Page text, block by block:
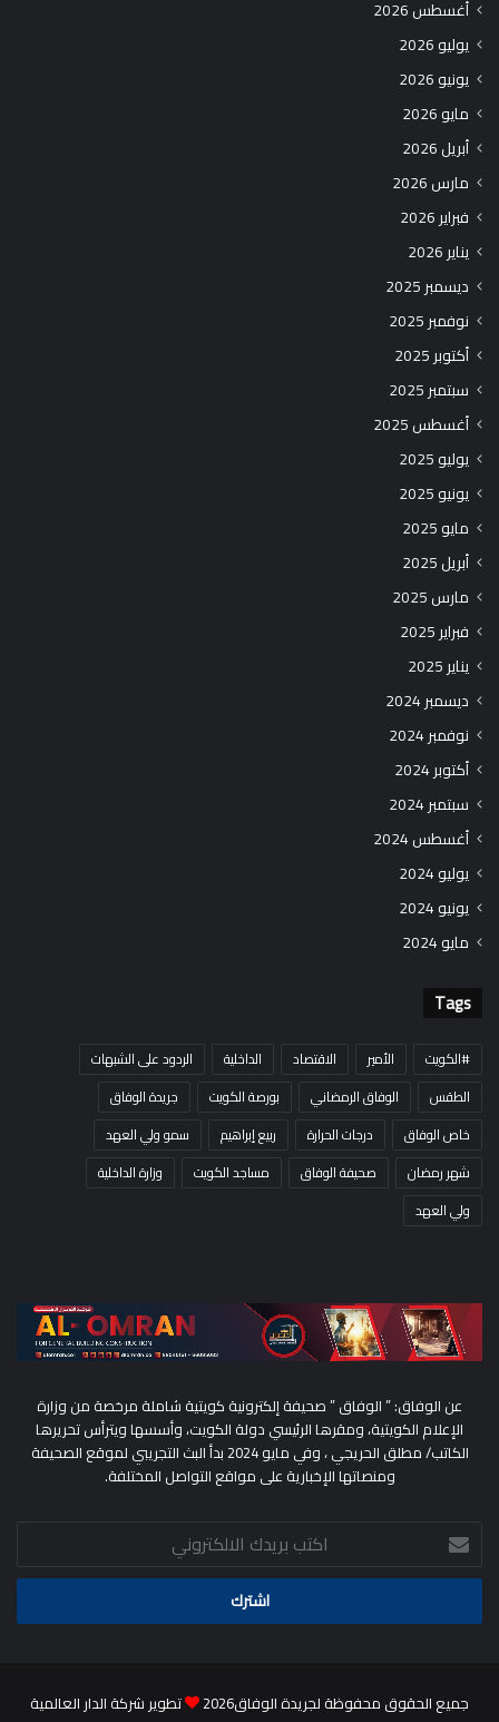
أغسطس 2026
يوليو 2026
يونيو 2026
مايو 2026
أبريل 2026
مارس 2026
فبراير 2026
يناير 2026
ديسمبر 2025
نوفمبر 2025
أكتوبر 2025
سبتمبر 2025
أغسطس 2025
يوليو 2025
يونيو 2025
مايو 2025
أبريل 2025
مارس 2025
فبراير 2025
يناير 2025
ديسمبر 2024
نوفمبر 2024
أكتوبر 2024
سبتمبر 2024
أغسطس 2024
يوليو 2024
يونيو 2024
مايو 2024
Tags
#الكويت الأمير الاقتصاد الداخلية
الردود على الشبهات
الطقس
الوفاق الرمضاني بورصة الكويت
جريدة الوفاق
خاص الوفاق
درجات الحرارة ربيع إبراهيم
سمو ولي العهد
شهر رمضان
صحيفة الوفاق مساجد الكويت
وزارة الداخلية
ولي العهد
عن الوفاق: ” الوفاق ” صحيفة إلكترونية كويتية شاملة مرخصة من وزارة
الإعلام الكويتية، ومقرها الرئيسي دولة الكويت، وأسسها ويترأس تحريرها
الكاتب/ مطلق الحريجي ، وفي مايو 2024 بدأ البث التجريبي لموقع الصحيفة
ومنصاتها الإخبارية على مواقع التواصل المختلفة.
اكتب
بريدك
الالكتروني
جميع الحقوق محفوظة لجريدة الوفاق2026 تطوير شركة الدار العالمية